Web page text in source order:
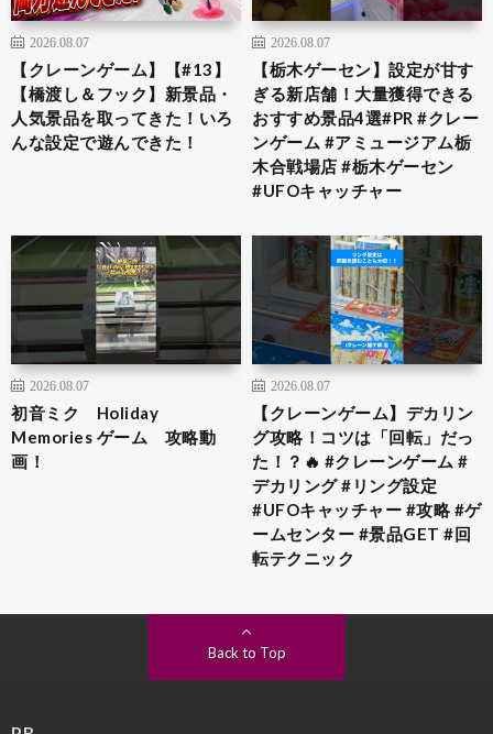
2026.08.07
【クレーンゲーム】【#13】
【橋渡し＆フック】新景品・
人気景品を取ってきた！いろ
んな設定で遊んできた！
2026.08.07
​【栃木ゲーセン】設定が甘す
ぎる新店舗！大量獲得できる
おすすめ景品4選​#PR #クレー
ンゲーム #アミュージアム栃
木合戦場店 #栃木ゲーセン
#UFOキャッチャー
2026.08.07
初音ミク Holiday
Memories ゲーム 攻略動
画！
2026.08.07
【クレーンゲーム】デカリン
グ攻略！コツは「回転」だっ
た！？🔥 #クレーンゲーム #
デカリング #リング設定
#UFOキャッチャー #攻略 #ゲ
ームセンター #景品GET #回
転テクニック
Back to Top